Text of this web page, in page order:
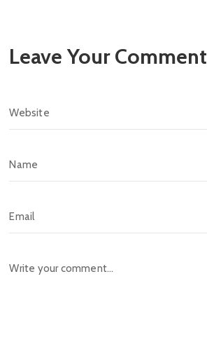
Leave Your Comment